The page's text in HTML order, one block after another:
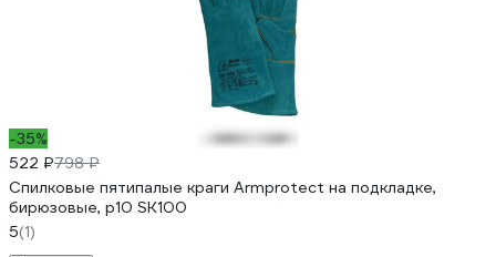
-35%
522 ₽798 ₽
Спилковые пятипалые краги Armprotect на подкладке,
бирюзовые, р10 SK100
5(1)